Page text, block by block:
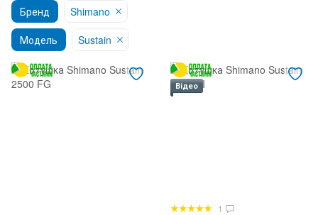
Бренд
Shimano
Модель
Sustain
Відео
1